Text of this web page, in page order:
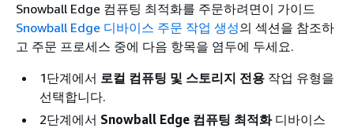
Snowball Edge 컴퓨팅 최적화를 주문하려면이 가이드
Snowball Edge 디바이스 주문 작업 생성의 섹션을 참조하
고 주문 프로세스 중에 다음 항목을 염두에 두세요.
1단계에서 로컬 컴퓨팅 및 스토리지 전용 작업 유형을
선택합니다.
2단계에서 Snowball Edge 컴퓨팅 최적화디바이스